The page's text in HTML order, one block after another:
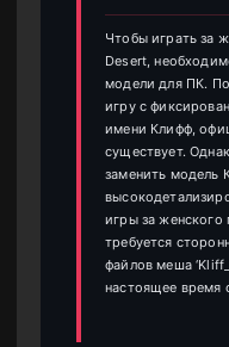
Чтобы играть за
Desert,
модели для ПК.
игру с
имени Клифф,
существует.
заменить модель
игры за женского
требуется
файлов меша
настоящее время